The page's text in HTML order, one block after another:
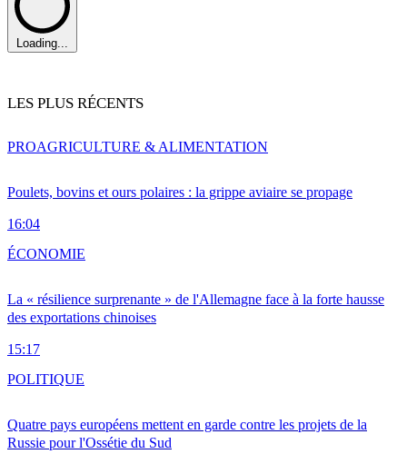
Loading...
LES PLUS RÉCENTS
Poulets, bovins et ours polaires : la grippe aviaire se propage
16:04
PROAGRICULTURE & ALIMENTATION
La « résilience surprenante » de l'Allemagne face à la forte hausse
des exportations chinoises
15:17
ÉCONOMIE
Quatre pays européens mettent en garde contre les projets de la
Russie pour l'Ossétie du Sud
POLITIQUE